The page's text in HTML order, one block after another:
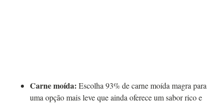
Carne moída: Escolha 93% de carne moída magra para
uma opção mais leve que ainda oferece um sabor rico e